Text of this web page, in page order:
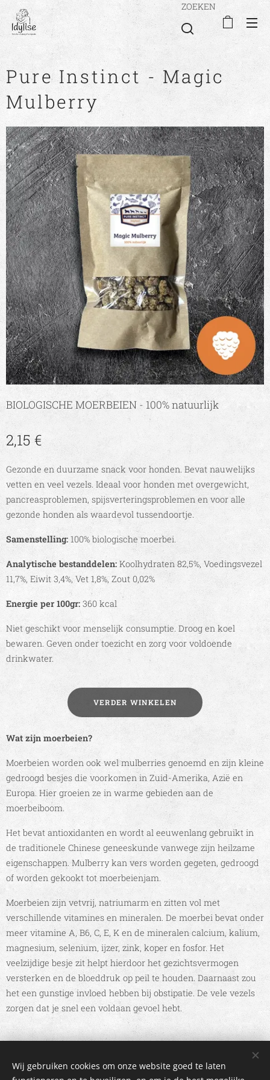
ZOEKEN
Pure Instinct - Magic
Mulberry
BIOLOGISCHE MOERBEIEN - 100% natuurlijk
2,15 €
Gezonde en duurzame snack voor honden. Bevat nauwelijks
vetten en veel vezels. Ideaal voor honden met overgewicht,
pancreasproblemen, spijsverteringsproblemen en voor alle
gezonde honden als waardevol tussendoortje.
Samenstelling:100% biologische moerbei.
Analytische bestanddelen: Koolhydraten 82,5%, Voedingsvezel
11,7%, Eiwit 3,4%, Vet 1,8%, Zout 0,02%
Energie per 100gr: 360 kcal
Niet geschikt voor menselijk consumptie. Droog en koel
bewaren. Geven onder toezicht en zorg voor voldoende
drinkwater.
VERDER WINKELEN
Wat zijn moerbeien?
Moerbeien worden ook wel mulberries genoemd en zijn kleine
gedroogd besjes die voorkomen in Zuid-Amerika, Azië en
Europa. Hier groeien ze in warme gebieden aan de
moerbeiboom.
Het bevat antioxidanten en wordt al eeuwenlang gebruikt in
de traditionele Chinese geneeskunde vanwege zijn heilzame
eigenschappen. Mulberry kan vers worden gegeten, gedroogd
of worden gekookt tot moerbeienjam.
Moerbeien zijn vetvrij, natriumarm en zitten vol met
verschillende vitamines en mineralen. De moerbei bevat onder
meer vitamine A, B6, C, E, K en de mineralen calcium, kalium,
magnesium, selenium, ijzer, zink, koper en fosfor. Het
veelzijdige besje zit helpt hierdoor het gezichtsvermogen
versterken en de bloeddruk op peil te houden. Daarnaast zou
het een gunstige invloed hebben bij obstipatie. De vele vezels
zorgen dat je snel een voldaan gevoel hebt.
2017 IdyIlse | Alle rechten voorbehouden |Algemene voorwaarden
Wij gebruiken cookies om onze website goed te laten